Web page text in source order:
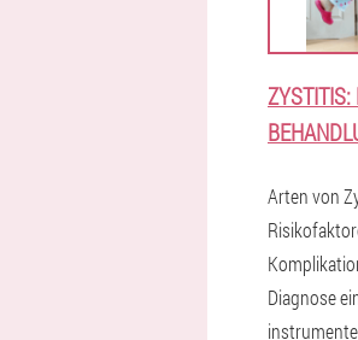
ZYSTITIS:
Arten von
Diagnose